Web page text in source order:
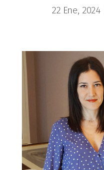
22 Ene, 2024|